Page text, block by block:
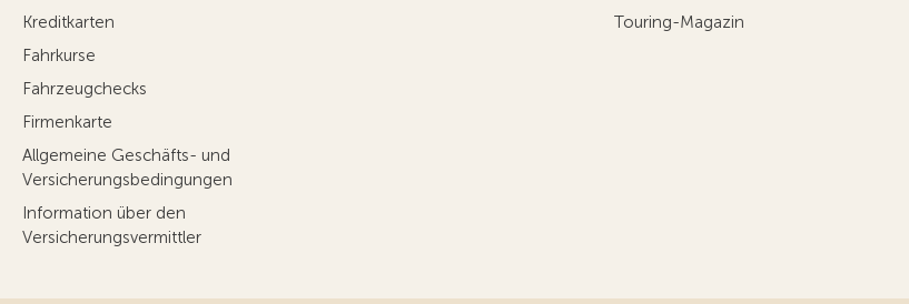
Kreditkarten
Fahrkurse
Fahrzeugchecks
Firmenkarte
Allgemeine Geschäfts- und
Versicherungsbedingungen
Information über den
Versicherungsvermittler
Touring-Magazin